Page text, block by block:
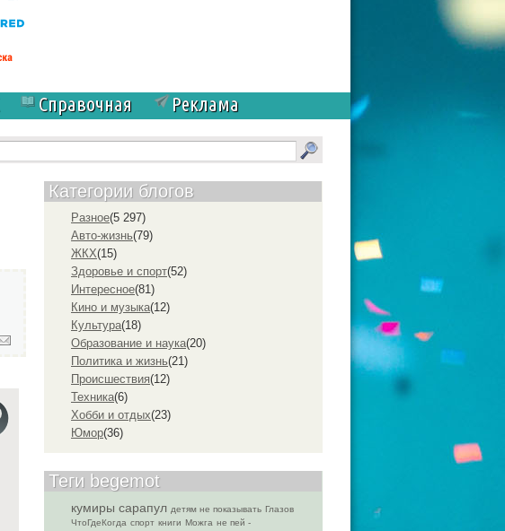
Справочная
Реклама
Категории блогов
Разное(5 297)
Авто-жизнь(79)
ЖКХ(15)
Здоровье и спорт(52)
Интересное(81)
Кино и музыка(12)
Культура(18)
Образование и наука(20)
Политика и жизнь(21)
Проиcшествия(12)
Техника(6)
Хобби и отдых(23)
Юмор(36)
Теги begemot
кумиры сарапул детям не показывать Глазов
ЧтоГдеКогда спорт книги Можга не пей -